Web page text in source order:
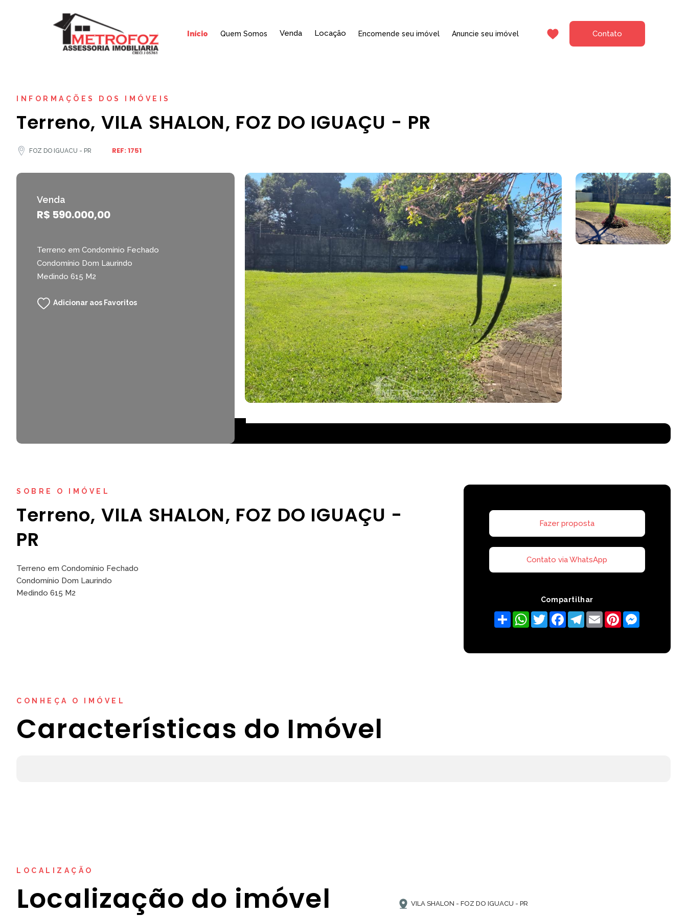
Início Quem Somos Venda Locação Encomende seu imóvel Anuncie seu imóvel Contato
INFORMAÇÕES DOS IMÓVEIS
Terreno, VILA SHALON, FOZ DO IGUAÇU - PR
FOZ DO IGUACU - PR REF: 1751
Venda
R$ 590.000,00
Terreno em Condomínio Fechado
Condomínio Dom Laurindo
Medindo 615 M2
Adicionar aos Favoritos
SOBRE O IMÓVEL
Terreno, VILA SHALON, FOZ DO IGUAÇU -
PR
Terreno em Condomínio Fechado
Condomínio Dom Laurindo
Medindo 615 M2
Fazer proposta
Contato via WhatsApp
Compartilhar
ShareWhatsApp
TwitterFacebookTelegram
Email Pinterest
CONHEÇA O IMÓVEL
Características do Imóvel
LOCALIZAÇÃO
Localização do imóvel VILA SHALON - FOZ DO IGUACU - PR